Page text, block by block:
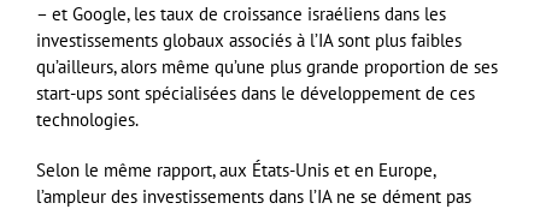
– et Google, les taux de croissance israéliens dans les
investissements globaux associés à l’IA sont plus faibles
qu’ailleurs, alors même qu’une plus grande proportion de ses
start-ups sont spécialisées dans le développement de ces
technologies.
Selon le même rapport, aux États-Unis et en Europe,
l’ampleur des investissements dans l’IA ne se dément pas